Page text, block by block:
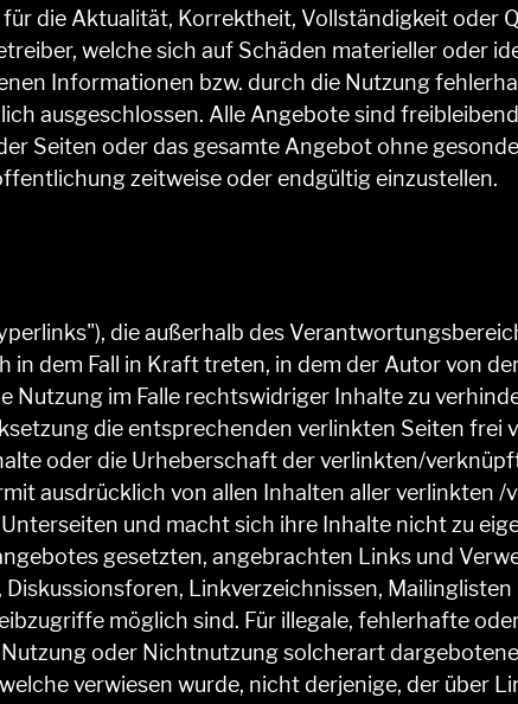
die Aktualität, Korrektheit, Vollständigkeit oder
welche sich auf Schäden materieller oder
Informationen bzw. durch die Nutzung
ausgeschlossen. Alle Angebote sind
Seiten oder das gesamte Angebot ohne
zeitweise oder endgültig einzustellen.
die außerhalb des
dem Fall in Kraft treten, in dem der Autor von
im Falle rechtswidriger Inhalte zu
die entsprechenden verlinkten Seiten frei
oder die Urheberschaft der verlinkten/
ausdrücklich von allen Inhalten aller verlinkten /
und macht sich ihre Inhalte nicht zu
gesetzten, angebrachten Links und
Linkverzeichnissen, Mailinglisten
möglich sind. Für illegale, fehlerhafte
oder Nichtnutzung solcherart
verwiesen wurde, nicht derjenige, der über